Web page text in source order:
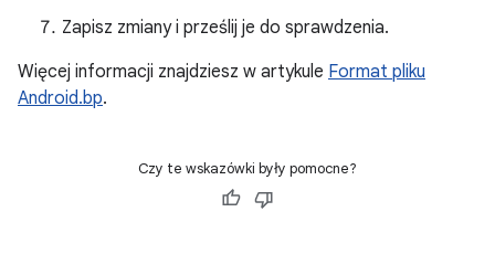
Zapisz zmiany i prześlij je do sprawdzenia.
Więcej informacji znajdziesz w artykule Format pliku
Android.bp.
Czy te wskazówki były pomocne?